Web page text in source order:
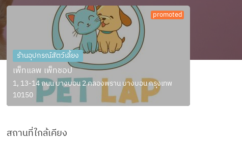
promoted
ร้านอุปกรณ์สัตว์เลี้ยง
เพ็ทแลพ เพ็ทชอป
1, 13-14 ถนน บางบอน 2 คลองพราน บางบอน กรุงเทพ
10150
สถานที่ใกล้เคียง